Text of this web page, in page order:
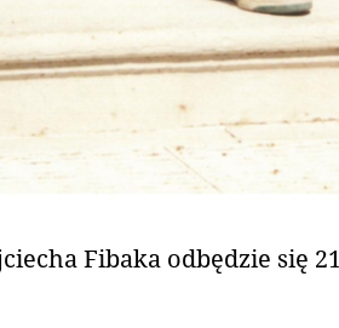
Fibaka odbędzie się 21